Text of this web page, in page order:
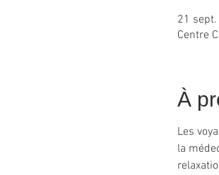
21
Centre
À
Les
la